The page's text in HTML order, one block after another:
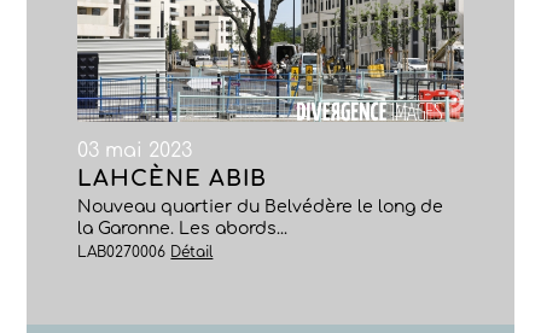
03 mai 2023
LAHCÈNE ABIB
Nouveau quartier du Belvédère le long de
la Garonne. Les abords...
LAB0270006 Détail